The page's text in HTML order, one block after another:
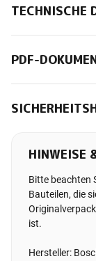
TECHNISCHE
PDF-
HINWEISE
Bitte beachten
Bauteilen, die
ist.
Hersteller: